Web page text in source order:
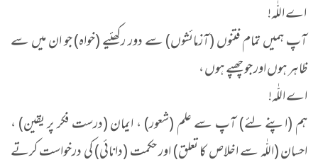
اے اللّٰہ!
آپ ہمیں تمام فتنوں (آزمائشوں) سے دور رکھئیے (خواہ) جو ان میں سے
ظاہر ہوں اور جو چھپے ہوں ،
اے اللّٰہ!
ہم (اپنے لئے) آپ سے علم (شعور) ، ایمان (درست فکر پر یقین) ،
احسان (اللّٰہ سے اخلاص کا تعلق) اور حکمت (دانائی) کی درخواست کرتے